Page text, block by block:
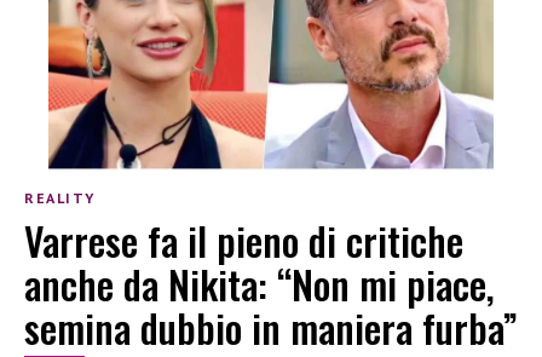
REALITY
Varrese fa il pieno di critiche
anche da Nikita: “Non mi piace,
semina dubbio in maniera furba”